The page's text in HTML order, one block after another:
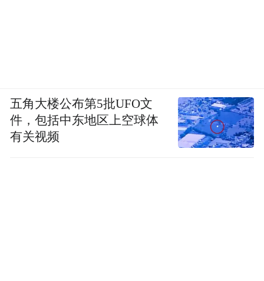
五角大楼公布第5批UFO文
件，包括中东地区上空球体
有关视频